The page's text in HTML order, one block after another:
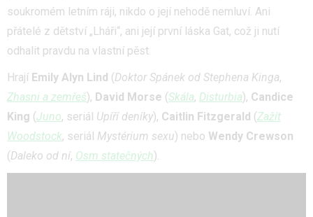
soukromém letním ráji, nikdo o její nehodě nemluví. Ani
přátelé z dětství „Lháři“, ani její první láska Gat, což ji nutí
odhalit pravdu na vlastní pěst.
Hrají Emily Alyn Lind (Doktor Spánek od Stephena Kinga,
Zhasni a zemřeš), David Morse (Skála, Disturbia), Candice
King (Juno, seriál Upíří deníky), Caitlin Fitzgerald (Zažít
Woodstock, seriál Mystérium sexu) nebo Wendy Crewson
(Daleko od ní, Osm statečných).